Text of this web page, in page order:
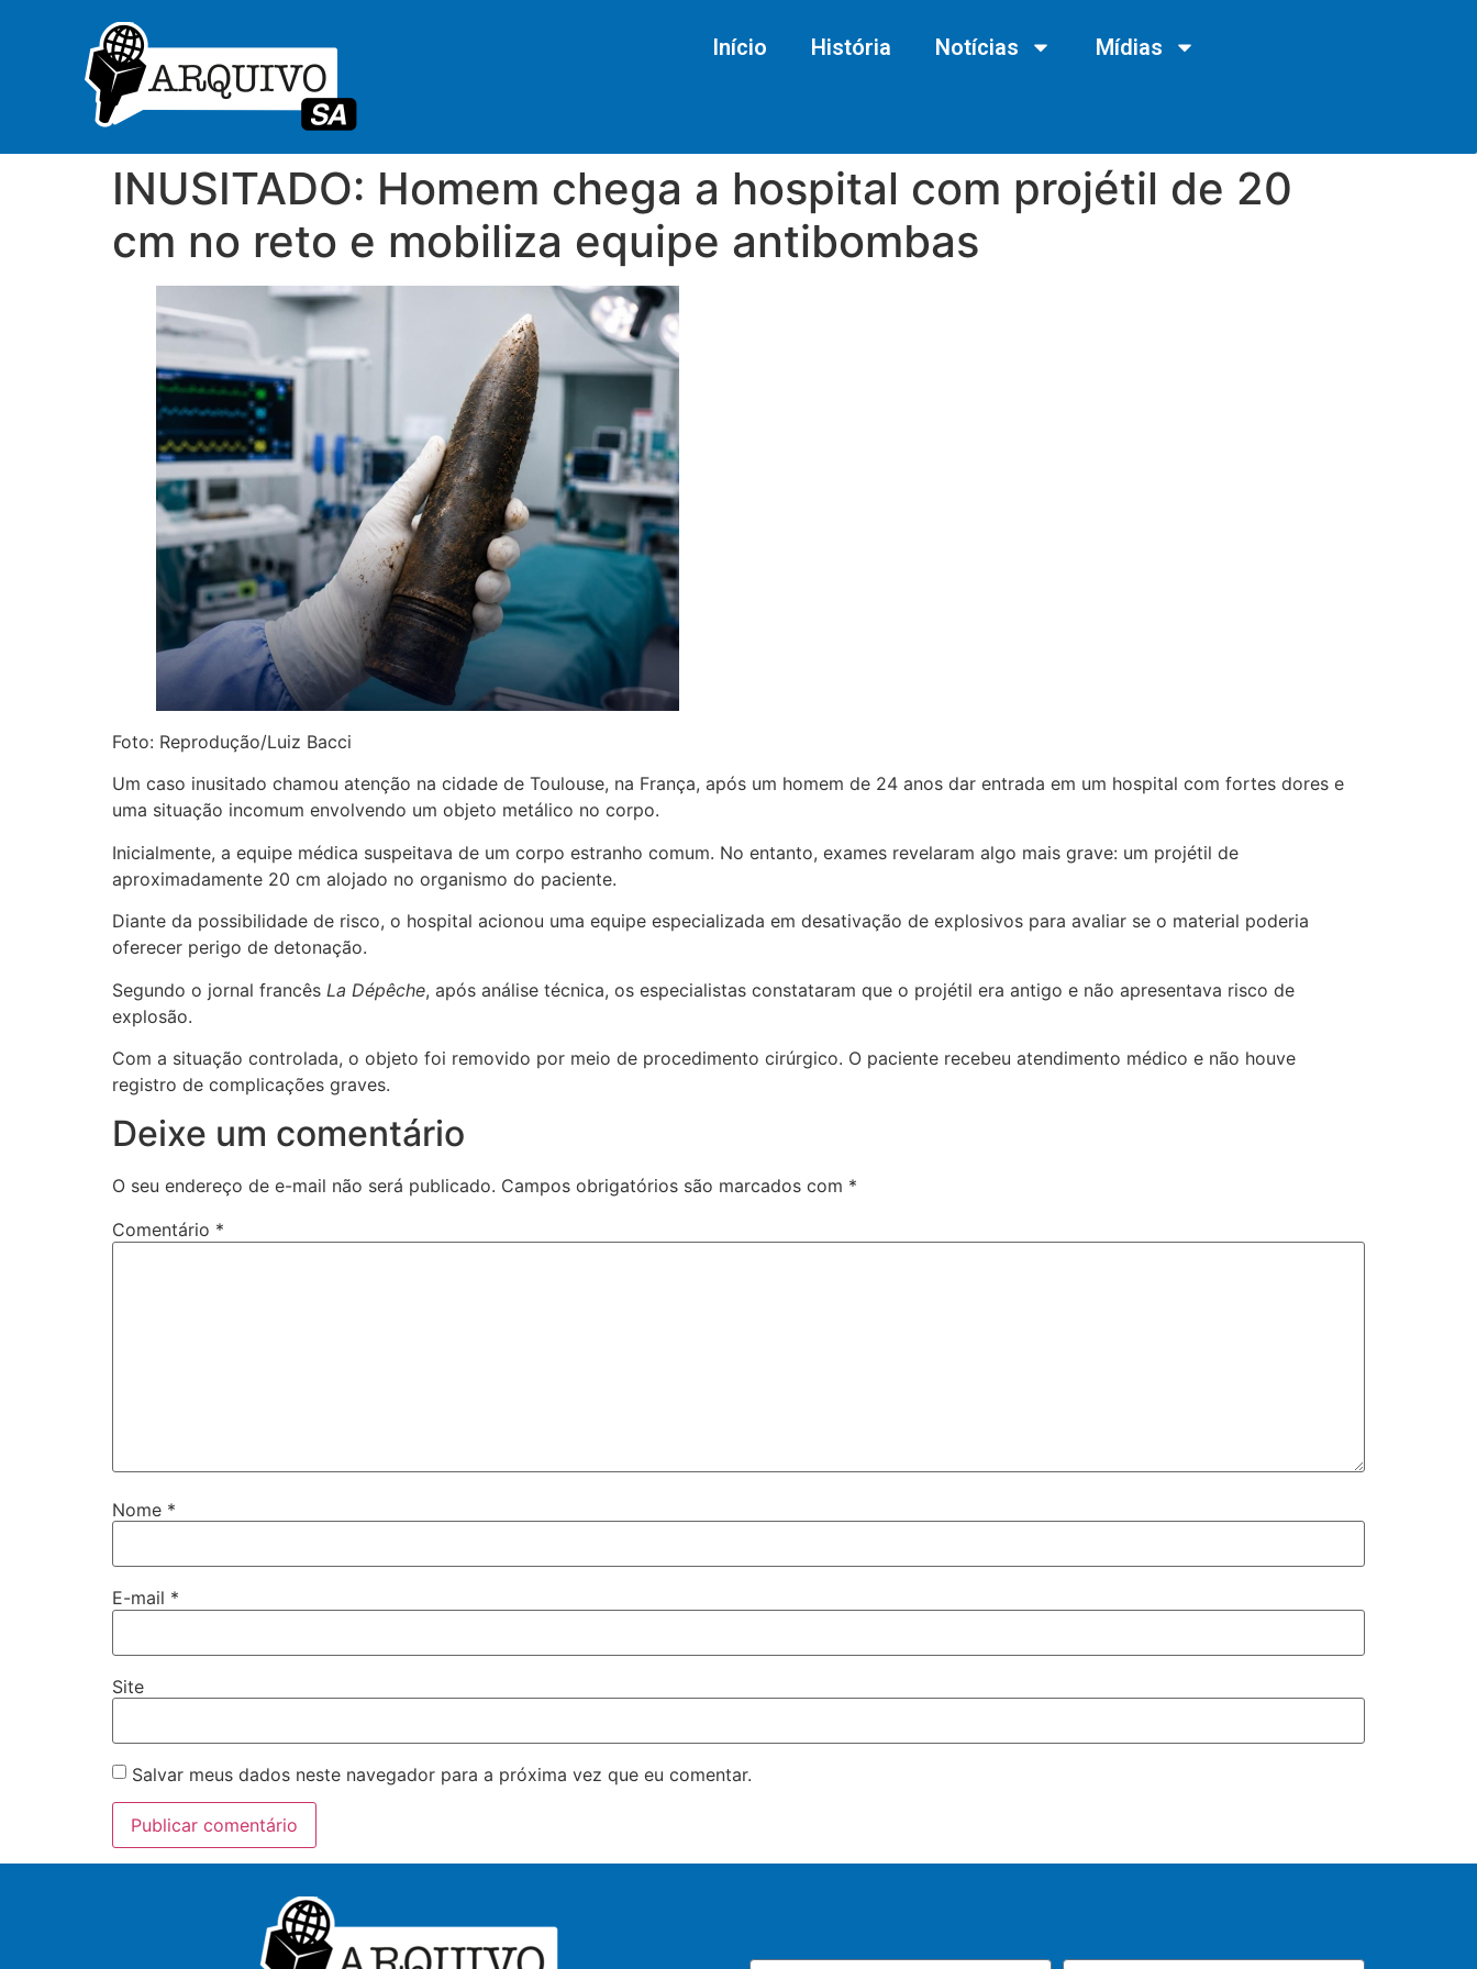
Início História Notícias Mídias
INUSITADO: Homem chega a hospital com projétil de 20
cm no reto e mobiliza equipe antibombas
Foto: Reprodução/Luiz Bacci
Um caso inusitado chamou atenção na cidade de Toulouse, na França, após um homem de 24 anos dar entrada em um hospital com fortes dores e
uma situação incomum envolvendo um objeto metálico no corpo.
Inicialmente, a equipe médica suspeitava de um corpo estranho comum. No entanto, exames revelaram algo mais grave: um projétil de
aproximadamente 20 cm alojado no organismo do paciente.
Diante da possibilidade de risco, o hospital acionou uma equipe especializada em desativação de explosivos para avaliar se o material poderia
oferecer perigo de detonação.
Segundo o jornal francês La Dépêche, após análise técnica, os especialistas constataram que o projétil era antigo e não apresentava risco de
explosão.
Com a situação controlada, o objeto foi removido por meio de procedimento cirúrgico. O paciente recebeu atendimento médico e não houve
registro de complicações graves.
Deixe um comentário
O seu endereço de e-mail não será publicado. Campos obrigatórios são marcados com *
Comentário *
Nome *
E-mail *
Site
Salvar meus dados neste navegador para a próxima vez que eu comentar.